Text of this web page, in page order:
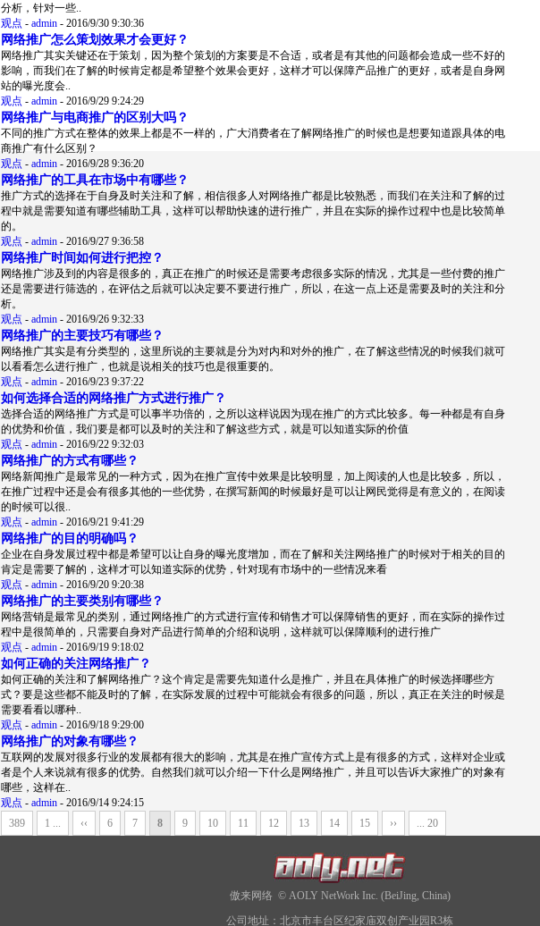
分析，针对一些..
观点 - admin- 2016/9/30 9:30:36
网络推广怎么策划效果才会更好？
网络推广其实关键还在于策划，因为整个策划的方案要是不合适，或者是有其他的问题都会造成一些不好的
影响，而我们在了解的时候肯定都是希望整个效果会更好，这样才可以保障产品推广的更好，或者是自身网
站的曝光度会..
观点 - admin- 2016/9/29 9:24:29
网络推广与电商推广的区别大吗？
不同的推广方式在整体的效果上都是不一样的，广大消费者在了解网络推广的时候也是想要知道跟具体的电
商推广有什么区别？
观点 - admin- 2016/9/28 9:36:20
网络推广的工具在市场中有哪些？
推广方式的选择在于自身及时关注和了解，相信很多人对网络推广都是比较熟悉，而我们在关注和了解的过
程中就是需要知道有哪些辅助工具，这样可以帮助快速的进行推广，并且在实际的操作过程中也是比较简单
的。
观点 - admin- 2016/9/27 9:36:58
网络推广时间如何进行把控？
网络推广涉及到的内容是很多的，真正在推广的时候还是需要考虑很多实际的情况，尤其是一些付费的推广
还是需要进行筛选的，在评估之后就可以决定要不要进行推广，所以，在这一点上还是需要及时的关注和分
析。
观点 - admin- 2016/9/26 9:32:33
网络推广的主要技巧有哪些？
网络推广其实是有分类型的，这里所说的主要就是分为对内和对外的推广，在了解这些情况的时候我们就可
以看看怎么进行推广，也就是说相关的技巧也是很重要的。
观点 - admin- 2016/9/23 9:37:22
如何选择合适的网络推广方式进行推广？
选择合适的网络推广方式是可以事半功倍的，之所以这样说因为现在推广的方式比较多。每一种都是有自身
的优势和价值，我们要是都可以及时的关注和了解这些方式，就是可以知道实际的价值
观点 - admin- 2016/9/22 9:32:03
网络推广的方式有哪些？
网络新闻推广是最常见的一种方式，因为在推广宣传中效果是比较明显，加上阅读的人也是比较多，所以，
在推广过程中还是会有很多其他的一些优势，在撰写新闻的时候最好是可以让网民觉得是有意义的，在阅读
的时候可以很..
观点 - admin- 2016/9/21 9:41:29
网络推广的目的明确吗？
企业在自身发展过程中都是希望可以让自身的曝光度增加，而在了解和关注网络推广的时候对于相关的目的
肯定是需要了解的，这样才可以知道实际的优势，针对现有市场中的一些情况来看
观点 - admin- 2016/9/20 9:20:38
网络推广的主要类别有哪些？
网络营销是最常见的类别，通过网络推广的方式进行宣传和销售才可以保障销售的更好，而在实际的操作过
程中是很简单的，只需要自身对产品进行简单的介绍和说明，这样就可以保障顺利的进行推广
观点 - admin- 2016/9/19 9:18:02
如何正确的关注网络推广？
如何正确的关注和了解网络推广？这个肯定是需要先知道什么是推广，并且在具体推广的时候选择哪些方
式？要是这些都不能及时的了解，在实际发展的过程中可能就会有很多的问题，所以，真正在关注的时候是
需要看看以哪种..
观点 - admin- 2016/9/18 9:29:00
网络推广的对象有哪些？
互联网的发展对很多行业的发展都有很大的影响，尤其是在推广宣传方式上是有很多的方式，这样对企业或
者是个人来说就有很多的优势。自然我们就可以介绍一下什么是网络推广，并且可以告诉大家推广的对象有
哪些，这样在..
观点 - admin- 2016/9/14 9:24:15
389
1 ... ‹‹ 6 7 8 9 10 11 12 13 14 15 ›› ... 20
傲来网络 © AOLY NetWork Inc. (BeiJing, China)
公司地址：北京市丰台区纪家庙双创产业园R3栋